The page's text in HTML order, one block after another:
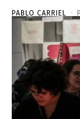
PABLO CARRIEL -